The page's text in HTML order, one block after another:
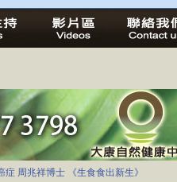
症 周兆祥博士 《生食食出新生》